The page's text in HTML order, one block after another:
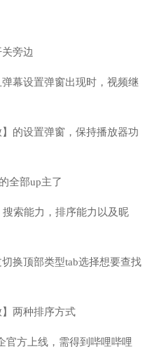
旁边
幕设置弹窗出现时，视频继
的设置弹窗，保持播放器功
全部up主了
索能力，排序能力以及昵
换顶部类型tab选择想要查找
两种排序方式
官方上线，需得到哔哩哔哩